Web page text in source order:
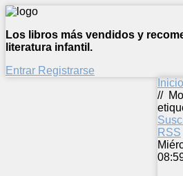
Los libros más vendidos y
literatura infantil.
Entrar Registrarse
Inicio
//
RSS